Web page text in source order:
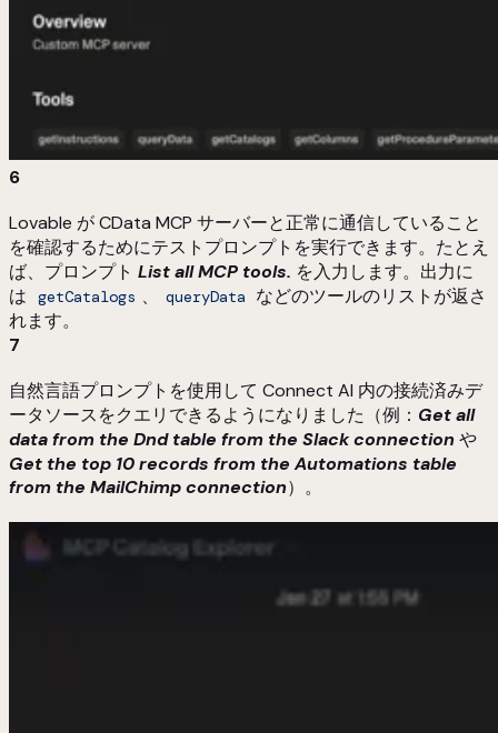
6
Lovable が CData MCP サーバーと正常に通信していること
を確認するためにテストプロンプトを実行できます。たとえ
ば、プロンプト List all MCP tools. を入力します。出力に
は
getCatalogs 、 queryData
などのツールのリストが返さ
れます。
7
自然言語プロンプトを使用して Connect AI 内の接続済みデ
ータソースをクエリできるようになりました（例： Get all
data from the Dnd table from the Slack connection や
Get the top 10 records from the Automations table
from the MailChimp connection）。